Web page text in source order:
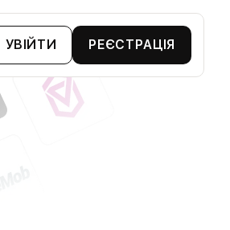
УВІЙТИ РЕЄСТРАЦІЯ